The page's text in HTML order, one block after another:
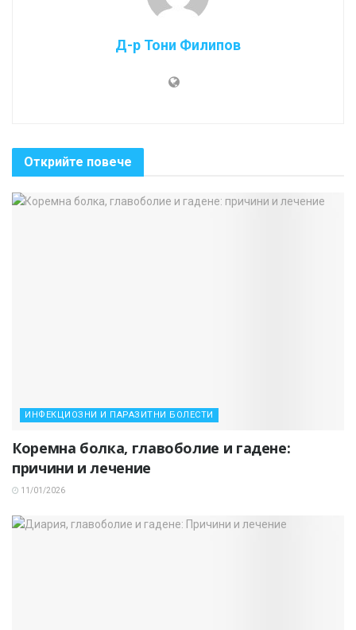
Д-р Тони Филипов
Открийте повече
ИНФЕКЦИОЗНИ И ПАРАЗИТНИ БОЛЕСТИ
Коремна болка, главоболие и гадене:
причини и лечение
11/01/2026